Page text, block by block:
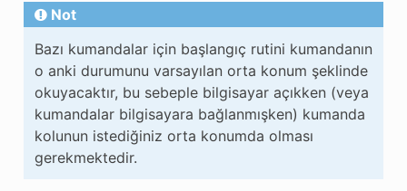
Not
Bazı kumandalar için başlangıç rutini kumandanın
o anki durumunu varsayılan orta konum şeklinde
okuyacaktır, bu sebeple bilgisayar açıkken (veya
kumandalar bilgisayara bağlanmışken) kumanda
kolunun istediğiniz orta konumda olması
gerekmektedir.